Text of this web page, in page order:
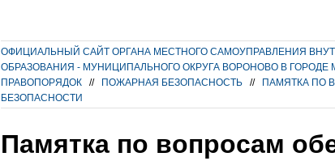
ОФИЦИАЛЬНЫЙ САЙТ ОРГАНА МЕСТНОГО САМОУПРАВЛЕНИЯ
ОБРАЗОВАНИЯ - МУНИЦИПАЛЬНОГО ОКРУГА ВОРОНОВО В ГОРОДЕ
ПРАВОПОРЯДОК
// ПОЖАРНАЯ БЕЗОПАСНОСТЬ //
ПАМЯТКА ПО
БЕЗОПАСНОСТИ
Памятка по вопросам